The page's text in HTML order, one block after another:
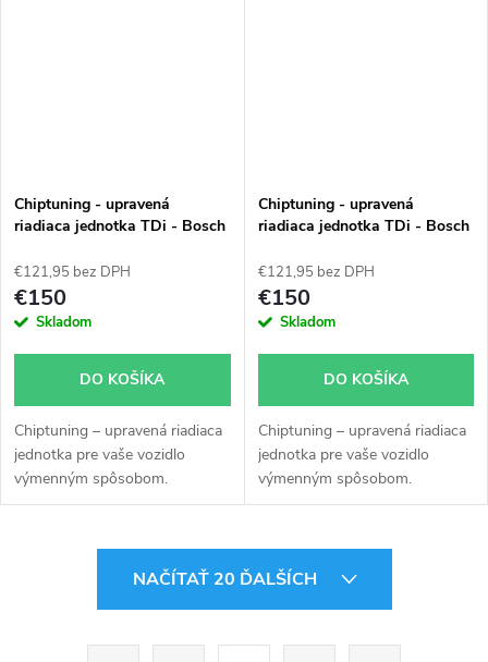
Chiptuning - upravená
riadiaca jednotka TDi - Bosch
0281010216
€121,95 bez DPH
€150
Skladom
DO KOŠÍKA
Chiptuning – upravená riadiaca
jednotka pre vaše vozidlo
výmenným spôsobom.
Chiptuning - upravená
riadiaca jednotka TDi - Bosch
0281011036
€121,95 bez DPH
€150
Skladom
DO KOŠÍKA
Chiptuning – upravená riadiaca
jednotka pre vaše vozidlo
výmenným spôsobom.
NAČÍTAŤ 20 ĎALŠÍCH